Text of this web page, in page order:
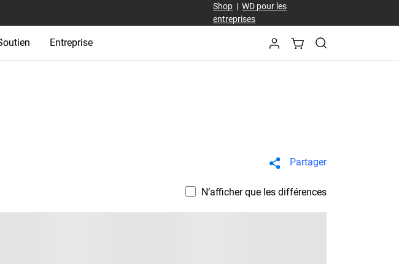
Shop |WD pour les
entreprises
Entreprise
Partager
N’afficher que les différences